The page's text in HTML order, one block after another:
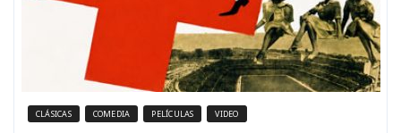
CLÁSICAS COMEDIA PELÍCULAS VIDEO